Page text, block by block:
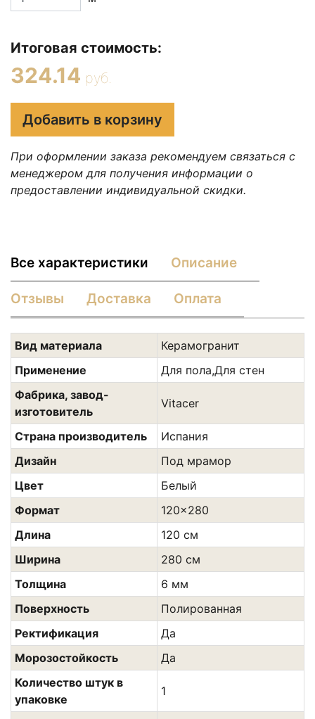
Итоговая стоимость:
324.14 руб.
Добавить в корзину
При оформлении заказа рекомендуем связаться с
менеджером для получения информации о
предоставлении индивидуальной скидки.
Все характеристики Описание
Отзывы Доставка Оплата
Вид материала
Керамогранит
Применение
Для пола,Для стен
Фабрика, завод-
изготовитель
Vitacer
Страна производитель
Испания
Дизайн
Под мрамор
Цвет
Белый
Формат
120x280
Длина
120 см
Ширина
280 см
Толщина
6 мм
Поверхность
Полированная
Ректификация
Да
Морозостойкость
Да
Количество штук в
упаковке
1